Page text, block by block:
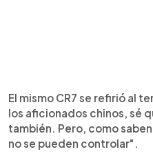
El mismo CR7 se refirió al
los aficionados chinos, sé
también. Pero, como
no se pueden controlar".